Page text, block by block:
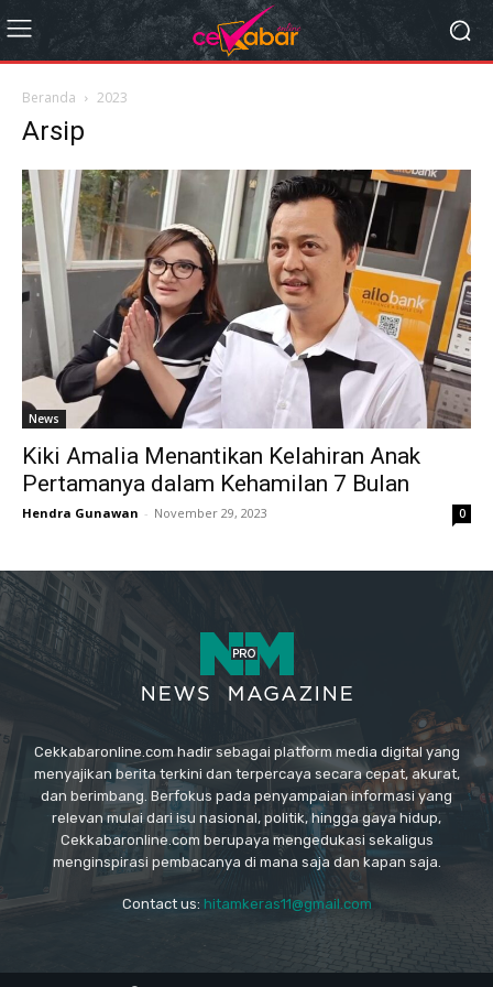
Beranda 2023
Arsip
News
Kiki Amalia Menantikan Kelahiran Anak
Pertamanya dalam Kehamilan 7 Bulan
Hendra Gunawan - November 29, 2023 0
Cekkabaronline.com hadir sebagai platform media digital yang
menyajikan berita terkini dan terpercaya secara cepat, akurat,
dan berimbang. Berfokus pada penyampaian informasi yang
relevan mulai dari isu nasional, politik, hingga gaya hidup,
Cekkabaronline.com berupaya mengedukasi sekaligus
menginspirasi pembacanya di mana saja dan kapan saja.
Contact us: hitamkeras11@gmail.com